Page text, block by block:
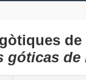
góticas